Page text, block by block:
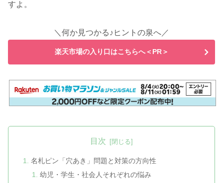
すよ。
＼何か見つかる♪ヒントの泉へ／
楽天市場の入り口はこちらへ＜PR＞
目次
名札ピン「穴あき」問題と対策の方向性
幼児・学生・社会人それぞれの悩み